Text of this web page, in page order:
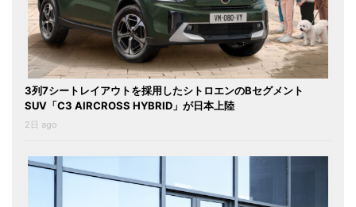
3列7シートレイアウトを採用したシトロエンのBセグメント
SUV「C3 AIRCROSS HYBRID」が日本上陸
2日 ago